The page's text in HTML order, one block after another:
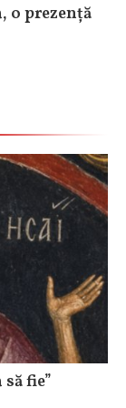
o prezență
fie”